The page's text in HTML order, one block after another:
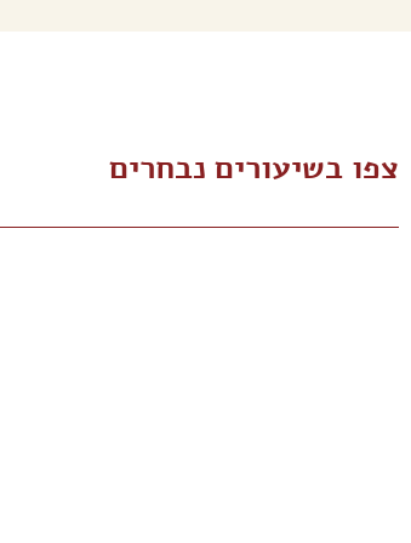
צפו בשיעורים נבחרים